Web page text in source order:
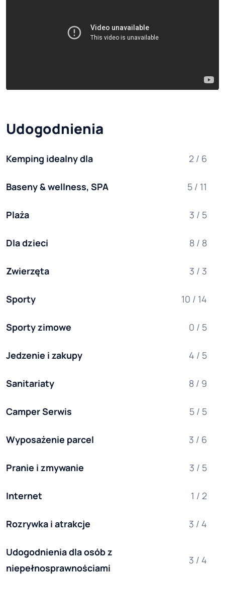
Udogodnienia
Kemping idealny dla 2 / 6
Baseny & wellness, SPA 5 / 11
Plaża 3 / 5
Dla dzieci 8 / 8
Zwierzęta 3 / 3
Sporty 10 / 14
Sporty zimowe 0 / 5
Jedzenie i zakupy 4 / 5
Sanitariaty 8 / 9
Camper Serwis 5 / 5
Wyposażenie parcel 3 / 6
Pranie i zmywanie 3 / 5
Internet 1 / 2
Rozrywka i atrakcje 3 / 4
Udogodnienia dla osób z
niepełnosprawnościami
3 / 4